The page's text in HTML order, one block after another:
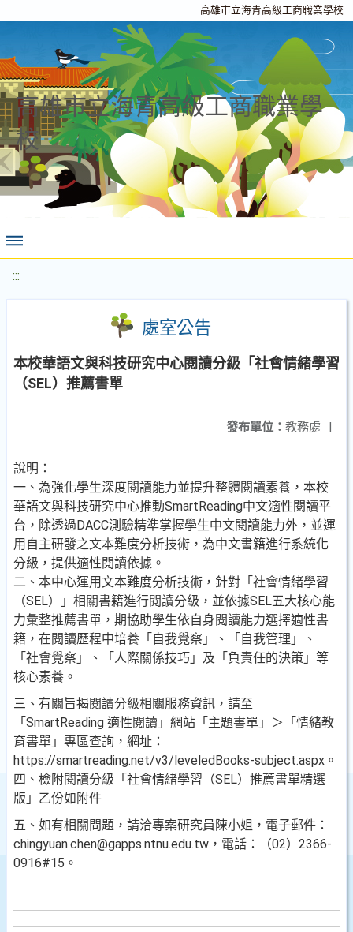
高雄市立海青高級工商職業學校
高雄市立海青高級工商職業學
校
:::
處室公告
本校華語文與科技研究中心閱讀分級「社會情緒學習
（SEL）推薦書單
發布單位： 教務處 |
說明：
一、為強化學生深度閱讀能力並提升整體閱讀素養，本校
華語文與科技研究中心推動SmartReading中文適性閱讀平
台，除透過DACC測驗精準掌握學生中文閱讀能力外，並運
用自主研發之文本難度分析技術，為中文書籍進行系統化
分級，提供適性閱讀依據。
二、本中心運用文本難度分析技術，針對「社會情緒學習
（SEL）」相關書籍進行閱讀分級，並依據SEL五大核心能
力彙整推薦書單，期協助學生依自身閱讀能力選擇適性書
籍，在閱讀歷程中培養「自我覺察」、「自我管理」、
「社會覺察」、「人際關係技巧」及「負責任的決策」等
核心素養。
三、有關旨揭閱讀分級相關服務資訊，請至
「SmartReading 適性閱讀」網站「主題書單」＞「情緒教
育書單」專區查詢，網址：
https://smartreading.net/v3/leveledBooks-subject.aspx。
四、檢附閱讀分級「社會情緒學習（SEL）推薦書單精選
版」乙份如附件
五、如有相關問題，請洽專案研究員陳小姐，電子郵件：
chingyuan.chen@gapps.ntnu.edu.tw，電話：（02）2366-
0916#15。